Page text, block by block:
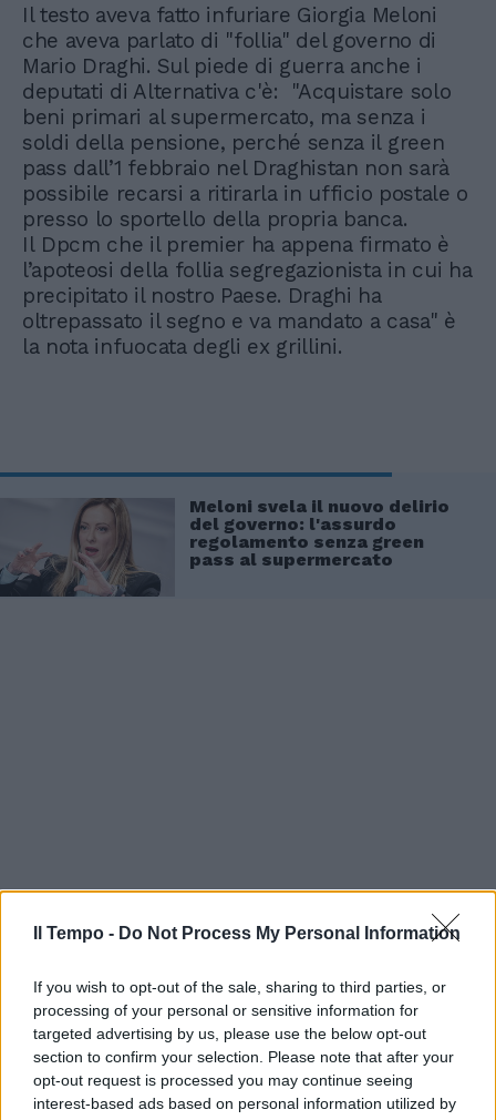
Il Tempo - Do Not Process My Personal Information
If you wish to opt-out of the sale, sharing to third parties, or
processing of your personal or sensitive information for
targeted advertising by us, please use the below opt-out
section to confirm your selection. Please note that after your
opt-out request is processed you may continue seeing
interest-based ads based on personal information utilized by
Il testo aveva fatto infuriare Giorgia Meloni
che aveva parlato di "follia" del governo di
Mario Draghi. Sul piede di guerra anche i
deputati di Alternativa c'è: "Acquistare solo
beni primari al supermercato, ma senza i
soldi della pensione, perché senza il green
pass dall’1 febbraio nel Draghistan non sarà
possibile recarsi a ritirarla in ufficio postale o
presso lo sportello della propria banca.
Il Dpcm che il premier ha appena firmato è
l’apoteosi della follia segregazionista in cui ha
precipitato il nostro Paese. Draghi ha
oltrepassato il segno e va mandato a casa" è
la nota infuocata degli ex grillini.
Meloni svela il nuovo delirio
del governo: l'assurdo
regolamento senza green
pass al supermercato